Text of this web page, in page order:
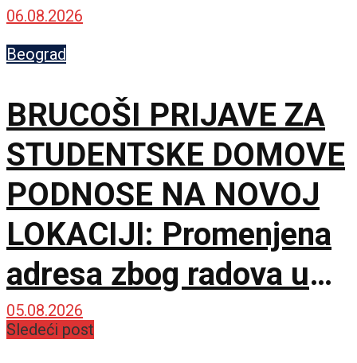
17 zemalja
06.08.2026
Beograd
BRUCOŠI PRIJAVE ZA
STUDENTSKE DOMOVE
PODNOSE NA NOVOJ
LOKACIJI: Promenjena
adresa zbog radova u
Karaburmi
05.08.2026
Sledeći post